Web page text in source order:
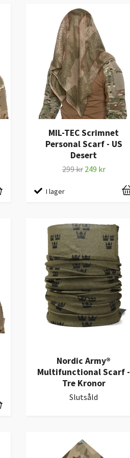
MIL-TEC Scrimnet
Personal Scarf - US
Desert
299 kr 249 kr
I lager
Nordic Army®
Multifunctional Scarf -
Tre Kronor
Slutsåld